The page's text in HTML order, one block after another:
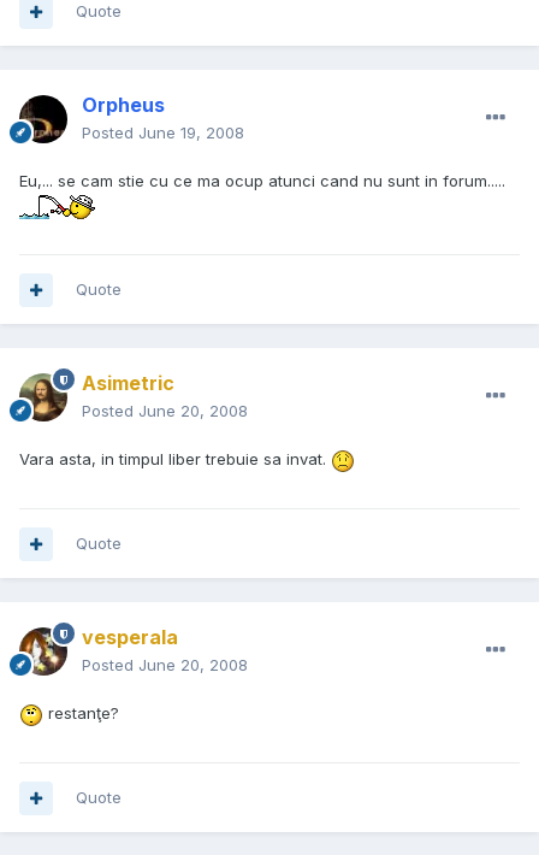
Quote
Orpheus
Posted June 19, 2008
Eu,... se cam stie cu ce ma ocup atunci cand nu sunt in forum.....
Quote
Asimetric
Posted June 20, 2008
Vara asta, in timpul liber trebuie sa invat.
Quote
vesperala
Posted June 20, 2008
restanţe?
Quote